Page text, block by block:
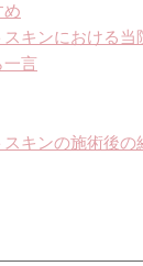
め
キンにおける当
一言
キンの施術後の